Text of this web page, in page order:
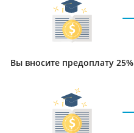
Вы вносите предоплату 25%